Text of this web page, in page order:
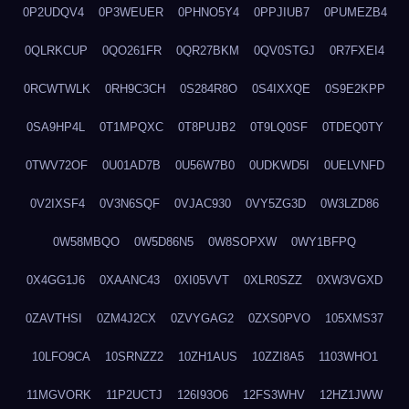
0P2UDQV4 0P3WEUER 0PHNO5Y4 0PPJIUB7 0PUMEZB4
0QLRKCUP 0QO261FR 0QR27BKM 0QV0STGJ 0R7FXEI4
0RCWTWLK 0RH9C3CH 0S284R8O 0S4IXXQE 0S9E2KPP
0SA9HP4L 0T1MPQXC 0T8PUJB2 0T9LQ0SF 0TDEQ0TY
0TWV72OF 0U01AD7B 0U56W7B0 0UDKWD5I 0UELVNFD
0V2IXSF4 0V3N6SQF 0VJAC930 0VY5ZG3D 0W3LZD86
0W58MBQO 0W5D86N5 0W8SOPXW 0WY1BFPQ
0X4GG1J6 0XAANC43 0XI05VVT 0XLR0SZZ 0XW3VGXD
0ZAVTHSI 0ZM4J2CX 0ZVYGAG2 0ZXS0PVO 105XMS37
10LFO9CA 10SRNZZ2 10ZH1AUS 10ZZI8A5 1103WHO1
11MGVORK 11P2UCTJ 126I93O6 12FS3WHV 12HZ1JWW